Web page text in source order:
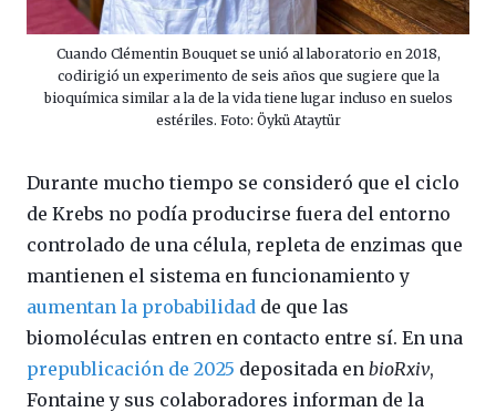
Cuando Clémentin Bouquet se unió al laboratorio en 2018,
codirigió un experimento de seis años que sugiere que la
bioquímica similar a la de la vida tiene lugar incluso en suelos
estériles. Foto: Öykü Ataytür
Durante mucho tiempo se consideró que el ciclo
de Krebs no podía producirse fuera del entorno
controlado de una célula, repleta de enzimas que
mantienen el sistema en funcionamiento y
aumentan la probabilidad de que las
biomoléculas entren en contacto entre sí. En una
prepublicación de 2025 depositada en bioRxiv,
Fontaine y sus colaboradores informan de la